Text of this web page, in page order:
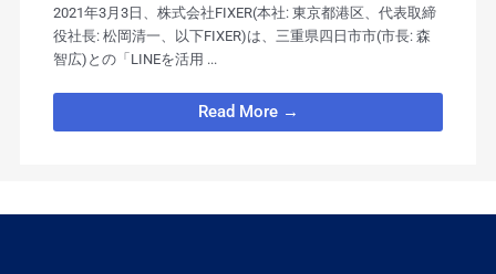
2021年3月3日、株式会社FIXER(本社: 東京都港区、代表取締
役社長: 松岡清一、以下FIXER)は、三重県四日市市(市長: 森
智広)との「LINEを活用 ...
Read More →